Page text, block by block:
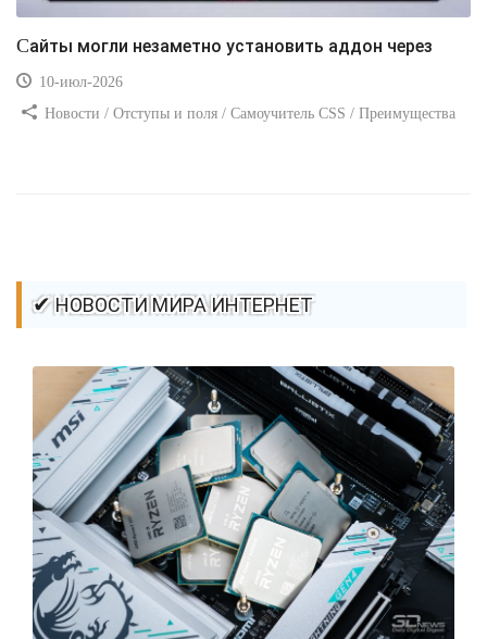
Сайты могли незаметно установить аддон через
10-июл-2026
Новости / Отступы и поля / Самоучитель CSS / Преимущества
✔ НОВОСТИ МИРА ИНТЕРНЕТ